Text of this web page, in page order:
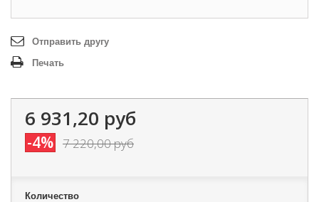
Отправить другу
Печать
6 931,20 руб
-4% 7 220,00 руб
Количество